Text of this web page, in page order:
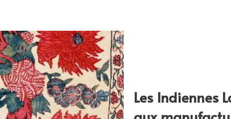
Les Indiennes